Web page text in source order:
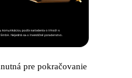
pre pokračovanie